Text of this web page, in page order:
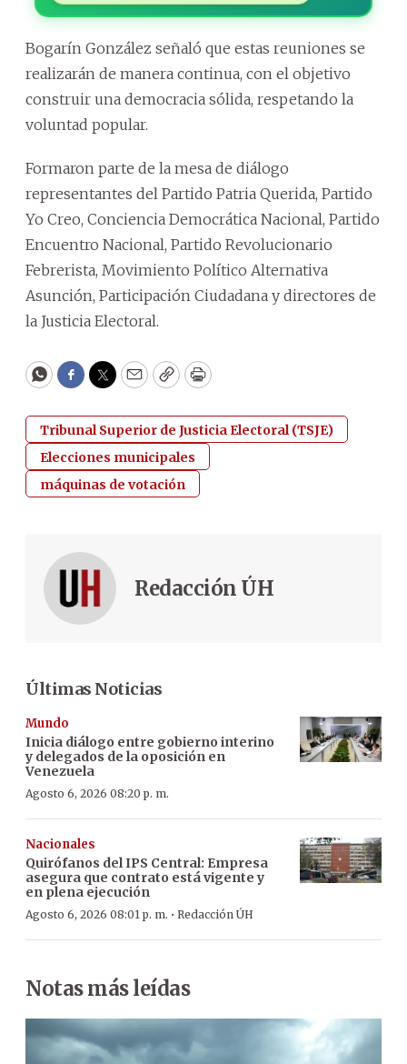
Bogarín González señaló que estas reuniones se
realizarán de manera continua, con el objetivo
construir una democracia sólida, respetando la
voluntad popular.
Formaron parte de la mesa de diálogo
representantes del Partido Patria Querida, Partido
Yo Creo, Conciencia Democrática Nacional, Partido
Encuentro Nacional, Partido Revolucionario
Febrerista, Movimiento Político Alternativa
Asunción, Participación Ciudadana y directores de
la Justicia Electoral.
WhatsApp
Facebook
Twitter
EmailCopyPrint
Tribunal Superior de Justicia Electoral (TSJE)
Elecciones municipales
máquinas de votación
Redacción ÚH
Últimas Noticias
Mundo
Inicia diálogo entre gobierno interino
y delegados de la oposición en
Venezuela
Agosto 6, 2026 08:20 p. m.
Nacionales
Quirófanos del IPS Central: Empresa
asegura que contrato está vigente y
en plena ejecución
Agosto 6, 2026 08:01 p. m. · Redacción ÚH
Notas más leídas